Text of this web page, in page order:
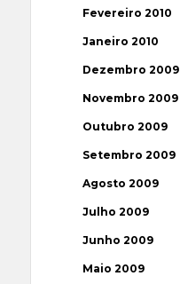
Fevereiro 2010
Janeiro 2010
Dezembro 2009
Novembro 2009
Outubro 2009
Setembro 2009
Agosto 2009
Julho 2009
Junho 2009
Maio 2009